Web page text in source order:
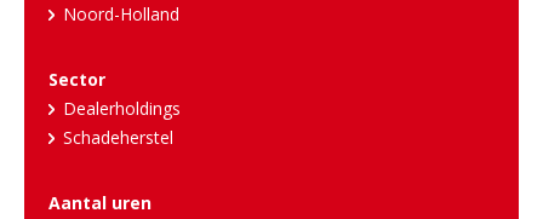
Noord-Holland
Sector
Dealerholdings
Schadeherstel
Aantal uren